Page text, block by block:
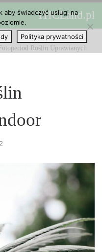
THCLand.pl
Roślin Uprawianych
świadczyć usługi na
Polityka prywatności